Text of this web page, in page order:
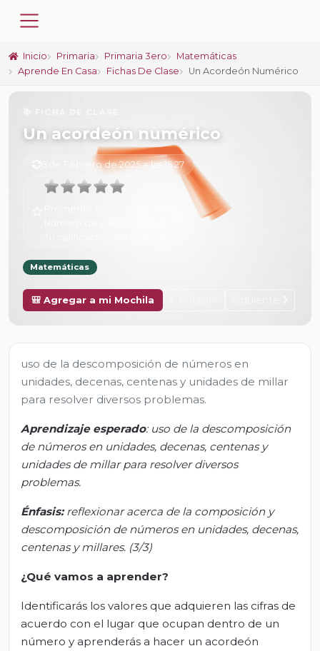
Inicio Primaria Primaria 3ero
Matemáticas
Aprende En Casa
Fichas De Clase Un Acordeón Numérico
Un acordeón numérico
6 de Febrero de 2025 a las 15:27
Matemáticas
🎒 Agregar a mi Mochila
uso de la descomposición de números en
unidades, decenas, centenas y unidades de millar
para resolver diversos problemas.
Aprendizaje esperado: uso de la descomposición
de números en unidades, decenas, centenas y
unidades de millar para resolver diversos
problemas.
Énfasis: reflexionar acerca de la composición y
descomposición de números en unidades, decenas,
centenas y millares. (3/3)
¿Qué vamos a aprender?
Identificarás los valores que adquieren las cifras de
acuerdo con el lugar que ocupan dentro de un
número y aprenderás a hacer un acordeón